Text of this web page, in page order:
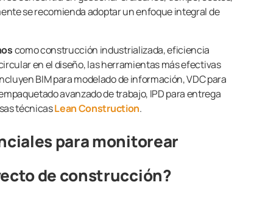
se recomienda adoptar un enfoque integral de
como construcción industrializada, eficiencia
en el diseño, las herramientas más efectivas
BIM para modelado de información, VDC para
avanzado de trabajo, IPD para entrega
técnicasLean Construction.
para monitorear
de construcción?